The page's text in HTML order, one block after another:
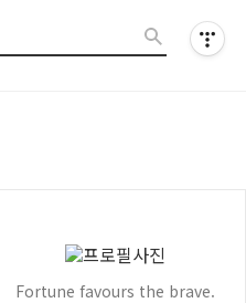
Fortune favours the brave.